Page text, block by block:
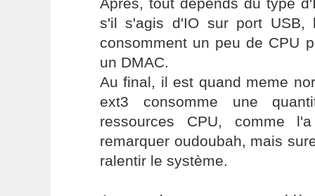
s'il s'agis d'IO sur port USB,
consomment un peu de CPU
un DMAC.
Au final, il est quand meme
ext3 consomme une
ressources CPU, comme
remarquer oudoubah, mais
ralentir le système.